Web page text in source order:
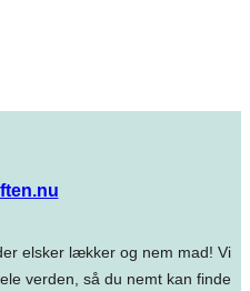
elsker lækker og nem mad! Vi
verden, så du nemt kan finde